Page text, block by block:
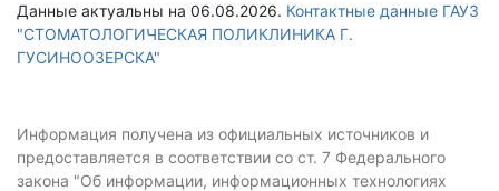
Данные актуальны на 06.08.2026. Контактные данные ГАУЗ
"СТОМАТОЛОГИЧЕСКАЯ ПОЛИКЛИНИКА Г.
ГУСИНООЗЕРСКА"
Информация получена из официальных источников и
предоставляется в соответствии со ст. 7 Федерального
закона "Об информации, информационных технологиях